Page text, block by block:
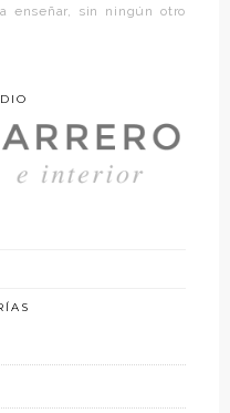
enseñar, sin ningún otro